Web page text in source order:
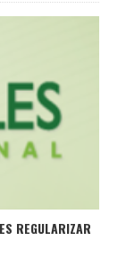
REGULARIZAR